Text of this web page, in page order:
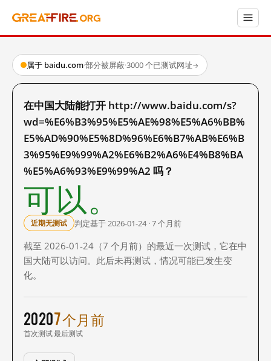
属于 baidu.com·部分被屏蔽·3000 个已测试网址→
在中国大陆能打开 http://www.baidu.com/s?
wd=%E6%B3%95%E5%AE%98%E5%A6%BB%
E5%AD%90%E5%8D%96%E6%B7%AB%E6%B
3%95%E9%99%A2%E6%B2%A6%E4%B8%BA
%E5%A6%93%E9%99%A2 吗？
可以。
近期无测试 判定基于 2026-01-24 · 7 个月前
截至 2026-01-24（7 个月前）的最近一次测试，它在中
国大陆可以访问。此后未再测试，情况可能已发生变
化。
2020
首次测试
7 个月前
最后测试